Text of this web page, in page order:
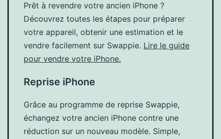
Prêt à revendre votre ancien iPhone ?
Découvrez toutes les étapes pour préparer
votre appareil, obtenir une estimation et le
vendre facilement sur Swappie. Lire le guide
pour vendre votre iPhone.
Reprise iPhone
Grâce au programme de reprise Swappie,
échangez votre ancien iPhone contre une
réduction sur un nouveau modèle. Simple,